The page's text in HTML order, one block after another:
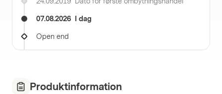
07.08.2026 I dag
Open end
Produktinformation